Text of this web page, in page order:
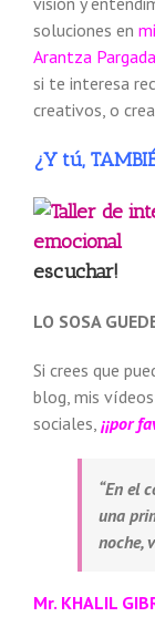
soluciones en
Arantza
si te interesa
creativos, o
¿Y tú,
escuchar!
LO SOSA
Si crees que
blog, mis
sociales, ¡¡por
“En el
una
noche,
Mr. KHALIL